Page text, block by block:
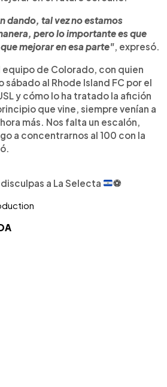
dando, tal vez no estamos
pero lo importante es que
mejorar en esa parte" , expresó.
equipo de Colorado, con quien
al Rhode Island FC por el
y cómo lo ha tratado la afición
que vine, siempre venían a
más. Nos falta un escalón,
a concentrarnos al 100 con la
a La Selecta
⚽️